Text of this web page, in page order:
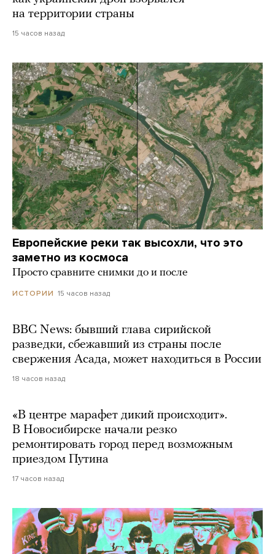
на территории страны
15 часов назад
Европейские реки так высохли, что это
заметно из космоса
Просто сравните снимки до и после
ИСТОРИИ 15 часов назад
BBC News: бывший глава сирийской
разведки, сбежавший из страны после
свержения Асада, может находиться в России
18 часов назад
«В центре марафет дикий происходит».
В Новосибирске начали резко
ремонтировать город перед возможным
приездом Путина
17 часов назад